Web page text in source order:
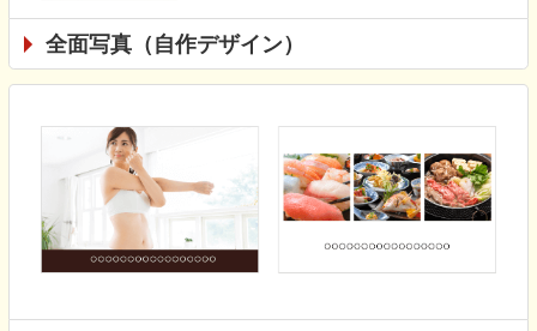
全面写真（自作デザイン）